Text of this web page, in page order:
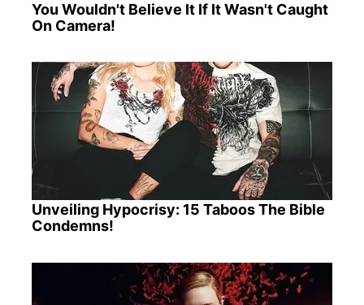
You Wouldn't Believe It If It Wasn't Caught
On Camera!
Unveiling Hypocrisy: 15 Taboos The Bible
Condemns!